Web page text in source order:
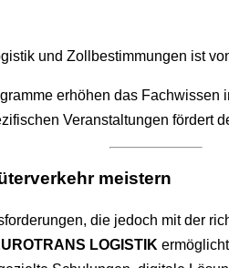
und Zollbestimmungen ist
erhöhen das
Veranstaltungen fördert
meistern
die jedoch mit der
LOGISTIK